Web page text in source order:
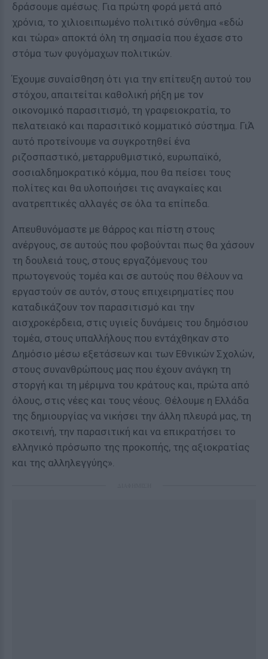
δράσουμε αμέσως. Για πρώτη φορά μετά από
χρόνια, το χιλιοειπωμένο πολιτικό σύνθημα «εδώ
και τώρα» αποκτά όλη τη σημασία που έχασε στο
στόμα των φυγόμαχων πολιτικών.
Έχουμε συναίσθηση ότι για την επίτευξη αυτού του
στόχου, απαιτείται καθολική ρήξη με τον
οικονομικό παρασιτισμό, τη γραφειοκρατία, το
πελατειακό και παρασιτικό κομματικό σύστημα. ΓιΆ
αυτό προτείνουμε να συγκροτηθεί ένα
ριζοσπαστικό, μεταρρυθμιστικό, ευρωπαϊκό,
σοσιαλδημοκρατικό κόμμα, που θα πείσει τους
πολίτες και θα υλοποιήσει τις αναγκαίες και
ανατρεπτικές αλλαγές σε όλα τα επίπεδα.
Απευθυνόμαστε με θάρρος και πίστη στους
ανέργους, σε αυτούς που φοβούνται πως θα χάσουν
τη δουλειά τους, στους εργαζόμενους του
πρωτογενούς τομέα και σε αυτούς που θέλουν να
εργαστούν σε αυτόν, στους επιχειρηματίες που
καταδικάζουν τον παρασιτισμό και την
αισχροκέρδεια, στις υγιείς δυνάμεις του δημόσιου
τομέα, στους υπαλλήλους που εντάχθηκαν στο
Δημόσιο μέσω εξετάσεων και των Εθνικών Σχολών,
στους συνανθρώπους μας που έχουν ανάγκη τη
στοργή και τη μέριμνα του κράτους και, πρώτα από
όλους, στις νέες και τους νέους. Θέλουμε η Ελλάδα
της δημιουργίας να νικήσει την άλλη πλευρά μας, τη
σκοτεινή, την παρασιτική και να επικρατήσει το
ελληνικό πρόσωπο της προκοπής, της αξιοκρατίας
και της αλληλεγγύης».